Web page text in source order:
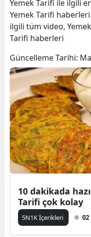
Yemek Tarifi ile ilgili
Yemek Tarifi
ilgili tüm video,
Tarifi haberleri
Güncelleme Tarihi:
10 dakikada
Tarifi çok kolay
5N1K İçerikleri 02